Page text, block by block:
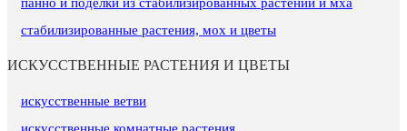
стабилизированные растения, мох и цветы
ИСКУССТВЕННЫЕ РАСТЕНИЯ И ЦВЕТЫ
искусственные ветви
искусственные комнатные растения